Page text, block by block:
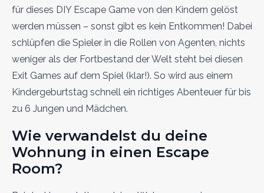
für dieses DIY Escape Game von den Kindern gelöst
werden müssen – sonst gibt es kein Entkommen! Dabei
schlüpfen die Spieler in die Rollen von Agenten, nichts
weniger als der Fortbestand der Welt steht bei diesen
Exit Games auf dem Spiel (klar!). So wird aus einem
Kindergeburtstag schnell ein richtiges Abenteuer für bis
zu 6 Jungen und Mädchen.
Wie verwandelst du deine
Wohnung in einen Escape
Room?